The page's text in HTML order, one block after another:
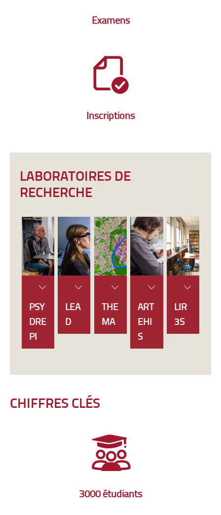
Examens
Inscriptions
LABORATOIRES DE
RECHERCHE
PSY
DRE
PI
LEA
D
THE
MA
ART
EHI
S
LIR
3S
CHIFFRES CLÉS
3000 étudiants